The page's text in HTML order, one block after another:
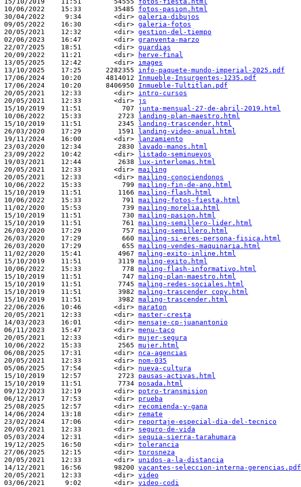
10/06/2022    15:33        35485 fotos-pasion.html
30/04/2022     9:34        <dir> galeria-dibujos
09/05/2022    16:30        <dir> galeria-fotos
20/05/2021    12:32        <dir> gestion-del-tiempo
02/06/2023    16:47        <dir> granventa-marzo
22/07/2025    18:51        <dir> guardias
20/09/2022    11:21        <dir>
herve-final
13/05/2025    12:42        <dir> images
13/10/2025    17:25      2282355 info-paquete-mundo-imperial-2025.pdf
17/06/2024    10:20      4814012 Inmueble-Insurgentes-1235.pdf
17/06/2024    10:20      8406950 Inmueble-Tultitlan.pdf
20/05/2021    12:33        <dir> intro-cursos
20/05/2021    12:33        <dir> js
15/10/2019    11:51          707 junta-mensual-27-de-abril-2019.html
10/06/2022    15:33         2723
landing-plan-maestro.html
15/10/2019    11:51         2345
landing-trascender.html
26/03/2020    17:29         1591
landing-video-anual.html
19/11/2024    16:00        <dir>
lanzamiento
23/03/2020    12:34         2830
lavado-manos.html
23/09/2022    10:42        <dir>
listado-seminuevos
19/03/2021    12:44         2638
lux-interlomas.html
20/05/2021    12:33        <dir> mailing
20/05/2021    12:33        <dir> mailing-conociendonos
10/06/2022    15:33          799 mailing-fin-de-ano.html
15/10/2019    11:51         1166 mailing-flash.html
10/06/2022    15:33          791 mailing-fotos-fiesta.html
11/02/2020    15:53          739 mailing-morelia.html
15/10/2019    11:51          730 mailing-pasion.html
15/10/2019    11:51          761 mailing-semillero-lider.html
26/03/2020    17:29          757 mailing-semillero.html
26/03/2020    17:29          660 mailing-si-eres-persona-fisica.html
26/03/2020    17:29          655 mailing-vendes-maquinaria.html
11/02/2020    15:41         4967 maling-exito-inline.html
15/10/2019    11:51         3119 maling-exito.html
10/06/2022    15:33          778 maling-flash-informativo.html
15/10/2019    11:51          747 maling-plan-maestro.html
15/10/2019    11:51         7745 maling-redes-sociales.html
15/10/2019    11:51         3982 maling-trascender copy.html
15/10/2019    11:51         3982 maling-trascender.html
22/06/2026    10:46        <dir> maraton
20/05/2021    12:33        <dir> master-cresta
14/03/2023    16:01        <dir> mensaje-cp-juanantonio
06/11/2023    15:47        <dir> menu-taco
20/05/2021    12:33        <dir> mujer-segura
10/06/2022    15:33         2565 mujer.html
06/08/2025    17:31        <dir> nca-agencias
20/05/2021    12:33        <dir> nom-035
05/06/2025    17:54        <dir> nueva-cultura
15/10/2019    12:57         2723 pausas-activas.html
15/10/2019    11:51         7734 posada.html
09/12/2023    12:19        <dir> potro-transmision
06/12/2017    17:53        <dir> prueba
25/08/2025    12:57        <dir>
recomienda-y-gana
14/06/2024    13:18        <dir>
remate
23/02/2024    17:06        <dir>
reportaje-especial-dia-del-tecnico
20/05/2021    12:33        <dir> seguro-de-vida
05/03/2024    12:31        <dir> sequia-sierra-tarahumara
19/12/2025    16:50        <dir> tolerancia
27/06/2025    12:15        <dir> torosneza
20/05/2021    12:33        <dir> unidos-a-la-distancia
14/12/2021    16:56        98200 vacantes-seleccion-interna-gerencias.pdf
20/05/2021    12:33        <dir> video
03/06/2021     9:02        <dir> video-codi